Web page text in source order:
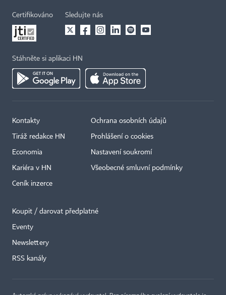
Certifikováno Sledujte nás
Stáhněte si aplikaci HN
Kontakty
Tiráž redakce HN
Economia
Kariéra v HN
Ceník inzerce
Ochrana osobních údajů
Prohlášení o cookies
Nastavení soukromí
Všeobecné smluvní podmínky
Koupit / darovat předplatné
Eventy
Newslettery
RSS kanály